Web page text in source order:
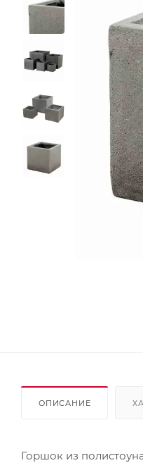
ОПИСАНИЕ
Горшок из